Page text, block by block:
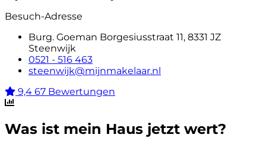
Besuch-Adresse
Burg. Goeman Borgesiusstraat 11, 8331 JZ
Steenwijk
0521 - 516 463
steenwijk@mijnmakelaar.nl
9,4 67 Bewertungen
Was ist mein Haus jetzt wert?